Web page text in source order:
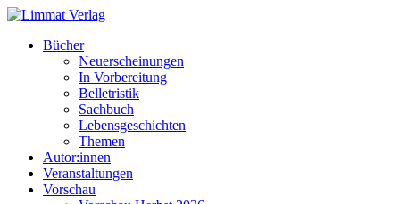
Bücher
Neuerscheinungen
In Vorbereitung
Belletristik
Sachbuch
Lebensgeschichten
Themen
Autor:innen
Veranstaltungen
Vorschau